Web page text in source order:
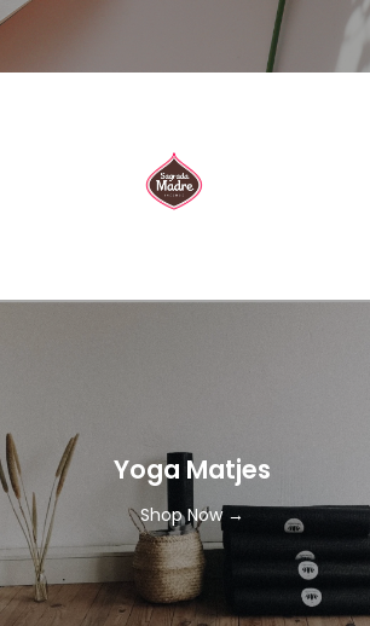
Yoga Matjes
Shop Now →